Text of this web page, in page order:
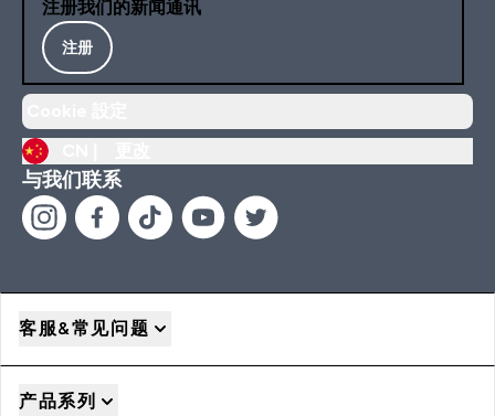
注册我们的新闻通讯
注册
与我们联系
客服&常见问题
产品系列